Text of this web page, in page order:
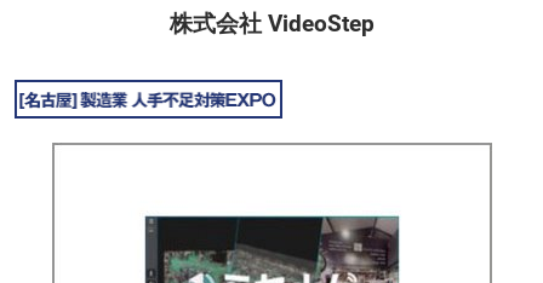
株式会社 VideoStep